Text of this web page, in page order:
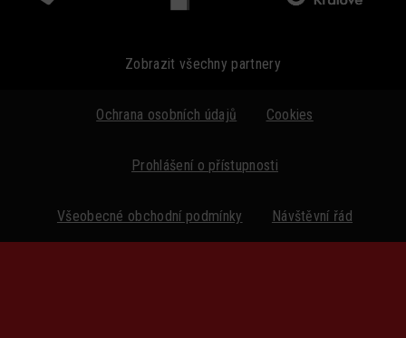
Zobrazit všechny partnery
Ochrana osobních údajů Cookies
Prohlášení o přístupnosti
Všeobecné obchodní podmínky Návštěvní řád